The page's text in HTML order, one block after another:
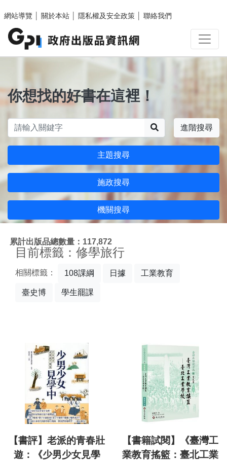
網站導覽
關於本站 隱私權及安全政策 聯絡我們
你想找的好書在這裡！
進階搜尋
主題搜尋
施政搜尋
機關搜尋
累計出版品總數量：117,872
目前標籤：修學旅行
相關標籤： 108課綱 日據 工業教育
臺史博 學生罷課
【書評】老派的青春壯
遊：《少男少女見學
【書籍試閱】《臺灣工
業教育搖籃：臺北工業